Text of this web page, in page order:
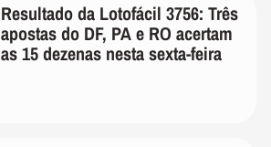
Resultado da Lotofácil 3756: Três
apostas do DF, PA e RO acertam
as 15 dezenas nesta sexta-feira